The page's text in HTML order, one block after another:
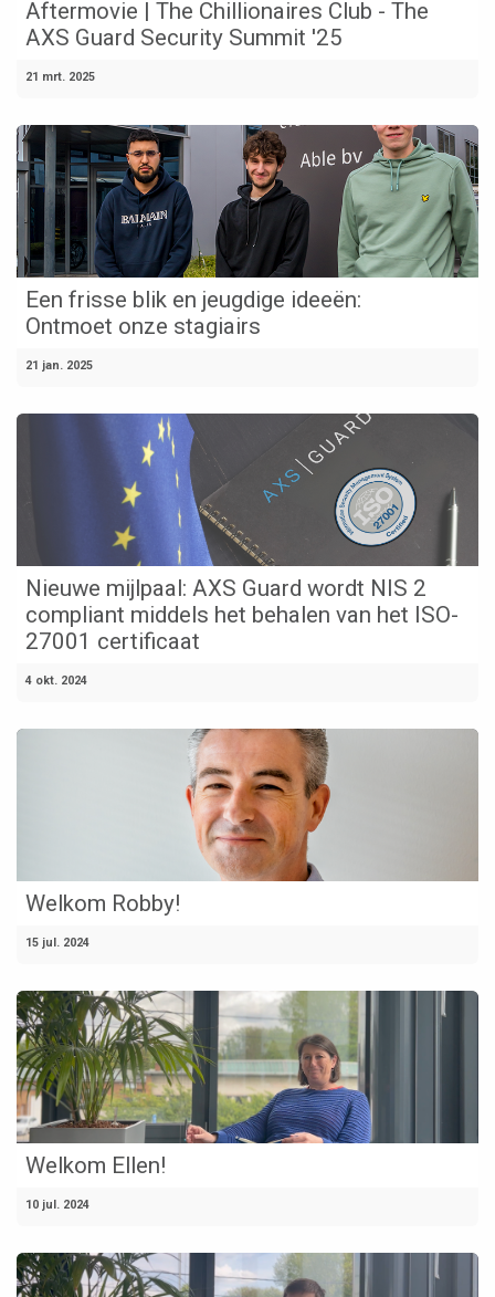
Aftermovie | The Chillionaires Club - The
AXS Guard Security Summit '25
21 mrt. 2025
Een frisse blik en jeugdige ideeën:
Ontmoet onze stagiairs
21 jan. 2025
Nieuwe mijlpaal: AXS Guard wordt NIS 2
compliant middels het behalen van het ISO-
27001 certificaat
4 okt. 2024
Welkom Robby!
15 jul. 2024
Welkom Ellen!
10 jul. 2024